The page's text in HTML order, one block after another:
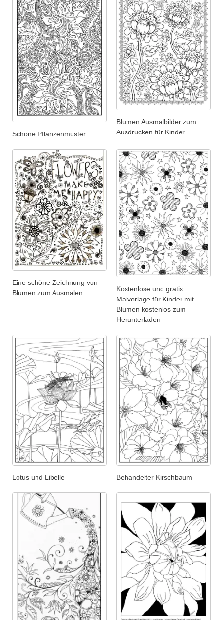
Schöne Pflanzenmuster
Blumen Ausmalbilder zum
Ausdrucken für Kinder
Eine schöne Zeichnung von
Blumen zum Ausmalen
Kostenlose und gratis
Malvorlage für Kinder mit
Blumen kostenlos zum
Herunterladen
Lotus und Libelle Behandelter Kirschbaum